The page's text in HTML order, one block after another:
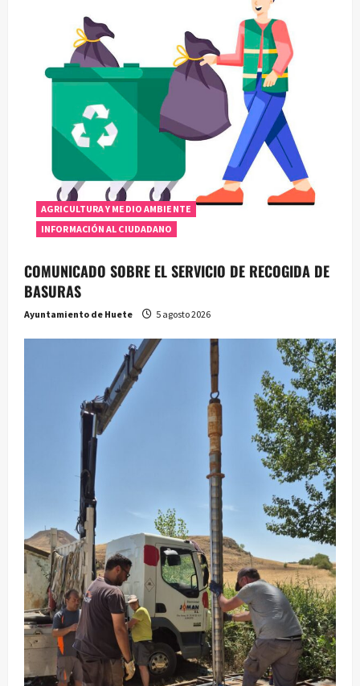
AGRICULTURA Y MEDIO AMBIENTE
INFORMACIÓN AL CIUDADANO
COMUNICADO SOBRE EL SERVICIO DE RECOGIDA DE
BASURAS
Ayuntamiento de Huete 5 agosto 2026